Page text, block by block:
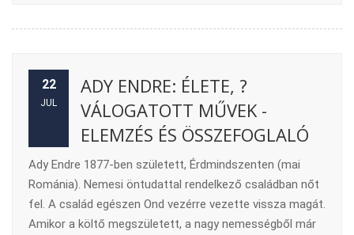
22
JUL
ADY ENDRE: ÉLETE, ?
VÁLOGATOTT MŰVEK -
ELEMZÉS ÉS ÖSSZEFOGLALÓ
Ady Endre 1877-ben született, Érdmindszenten (mai
Románia). Nemesi öntudattal rendelkező családban nőt
fel. A család egészen Ond vezérre vezette vissza magát.
Amikor a költő megszületett, a nagy nemességből már